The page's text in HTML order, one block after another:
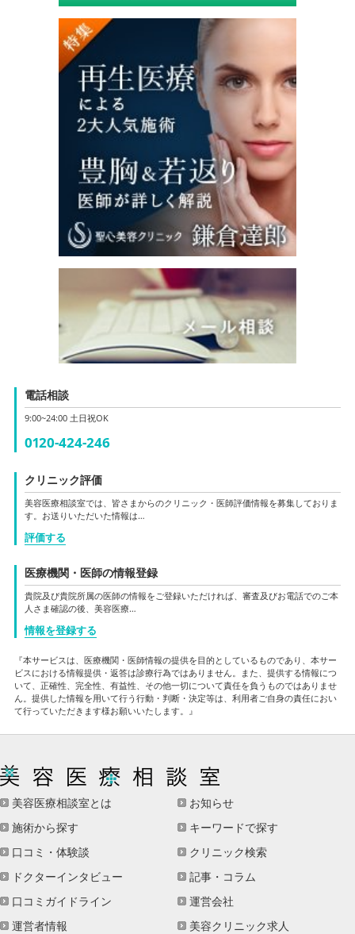
電話相談
9:00~24:00 土日祝OK
0120-424-246
クリニック評価
美容医療相談室では、皆さまからのクリニック・医師評価情報を募集しておりま
す。お送りいただいた情報は…
評価する
医療機関・医師の情報登録
貴院及び貴院所属の医師の情報をご登録いただければ、審査及びお電話でのご本
人さま確認の後、美容医療…
情報を登録する
『本サービスは、医療機関・医師情報の提供を目的としているものであり、本サー
ビスにおける情報提供・返答は診療行為ではありません。また、提供する情報につ
いて、正確性、完全性、有益性、その他一切について責任を負うものではありませ
ん。提供した情報を用いて行う行動・判断・決定等は、利用者ご自身の責任におい
て行っていただきます様お願いいたします。』
美容医療相談室とは
お知らせ
施術から探す
キーワードで探す
口コミ・体験談
クリニック検索
ドクターインタビュー
記事・コラム
口コミガイドライン
運営会社
運営者情報
美容クリニック求人